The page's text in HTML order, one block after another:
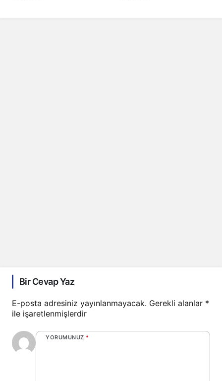
Bir Cevap Yaz
E-posta adresiniz yayınlanmayacak. Gerekli alanlar *
ile işaretlenmişlerdir
YORUMUNUZ *